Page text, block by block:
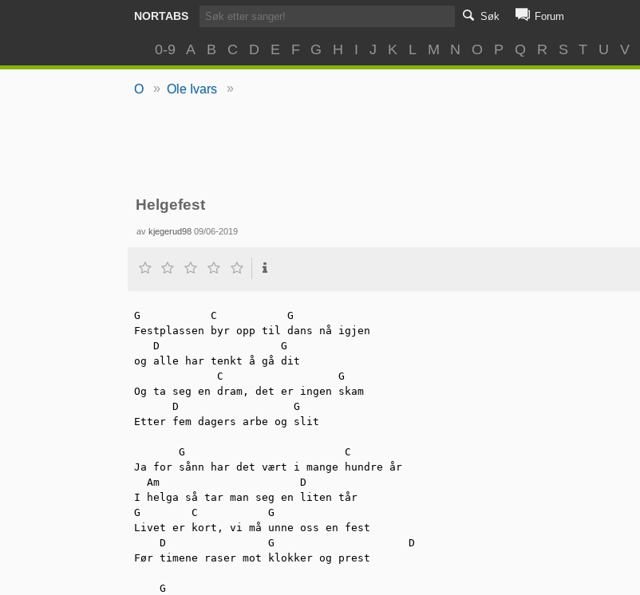
NORTABS Søk Forum
0-9 A B C D E F G H I J K L M N O P Q R S T U V
O » Ole Ivars »
Helgefest
avkjegerud98 09/06-2019
G           C           G
Festplassen byr opp til dans nå igjen
   D                   G
og alle har tenkt å gå dit
             C                  G
Og ta seg en dram, det er ingen skam
      D                  G
Etter fem dagers arbe og slit
       G                         C
Ja for sånn har det vært i mange hundre år
  Am                      D
I helga så tar man seg en liten tår
G        C           G
Livet er kort, vi må unne oss en fest
    D                G                     D
Før timene raser mot klokker og prest
    G